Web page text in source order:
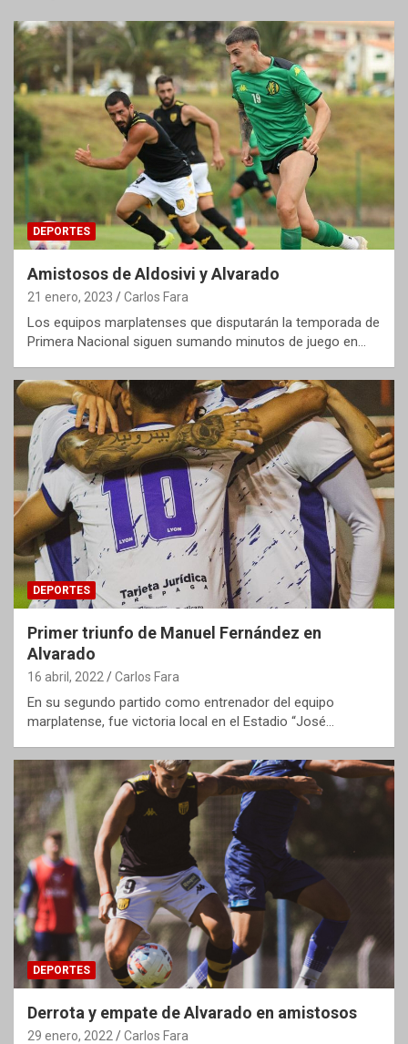
DEPORTES
Amistosos de Aldosivi y Alvarado
21 enero, 2023 Carlos Fara
Los equipos marplatenses que disputarán la temporada de
Primera Nacional siguen sumando minutos de juego en…
DEPORTES
Primer triunfo de Manuel Fernández en
Alvarado
16 abril, 2022 Carlos Fara
En su segundo partido como entrenador del equipo
marplatense, fue victoria local en el Estadio “José…
DEPORTES
Derrota y empate de Alvarado en amistosos
29 enero, 2022 Carlos Fara